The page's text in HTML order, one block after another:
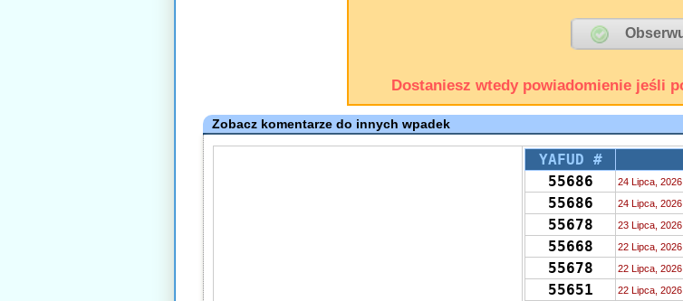
Dostaniesz wtedy powiadomienie jeśli
Zobacz komentarze do innych wpadek
YAFUD #
55686
24 Lipca,
55686 24 Lipca,
55678 23 Lipca,
55668 22 Lipca,
55678 22 Lipca,
55651 22 Lipca,